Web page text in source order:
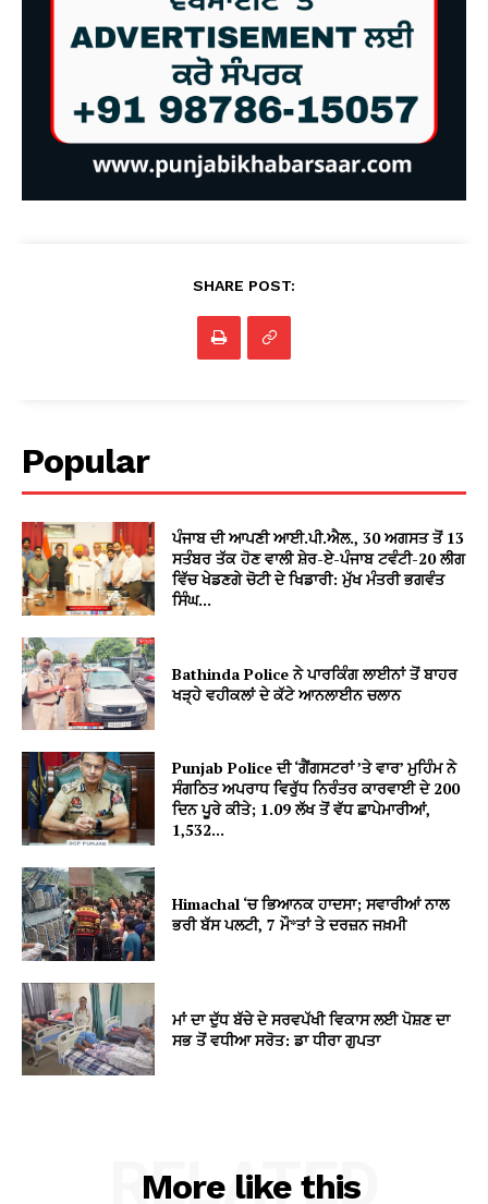
SHARE POST:
Popular
ਪੰਜਾਬ ਦੀ ਆਪਣੀ ਆਈ.ਪੀ.ਐਲ., 30 ਅਗਸਤ ਤੋਂ 13
ਸਤੰਬਰ ਤੱਕ ਹੋਣ ਵਾਲੀ ਸ਼ੇਰ-ਏ-ਪੰਜਾਬ ਟਵੰਟੀ-20 ਲੀਗ
ਵਿੱਚ ਖੇਡਣਗੇ ਚੋਟੀ ਦੇ ਖਿਡਾਰੀ: ਮੁੱਖ ਮੰਤਰੀ ਭਗਵੰਤ
ਸਿੰਘ...
Bathinda Police ਨੇ ਪਾਰਕਿੰਗ ਲਾਈਨਾਂ ਤੋਂ ਬਾਹਰ
ਖੜ੍ਹੇ ਵਹੀਕਲਾਂ ਦੇ ਕੱਟੇ ਆਨਲਾਈਨ ਚਲਾਨ
Punjab Police ਦੀ ‘ਗੈਂਗਸਟਰਾਂ ’ਤੇ ਵਾਰ’ ਮੁਹਿੰਮ ਨੇ
ਸੰਗਠਿਤ ਅਪਰਾਧ ਵਿਰੁੱਧ ਨਿਰੰਤਰ ਕਾਰਵਾਈ ਦੇ 200
ਦਿਨ ਪੂਰੇ ਕੀਤੇ; 1.09 ਲੱਖ ਤੋਂ ਵੱਧ ਛਾਪੇਮਾਰੀਆਂ,
1,532...
Himachal ‘ਚ ਭਿਆਨਕ ਹਾਦਸਾ; ਸਵਾਰੀਆਂ ਨਾਲ
ਭਰੀ ਬੱਸ ਪਲਟੀ, 7 ਮੌ*ਤਾਂ ਤੇ ਦਰਜ਼ਨ ਜਖ਼ਮੀ
ਮਾਂ ਦਾ ਦੁੱਧ ਬੱਚੇ ਦੇ ਸਰਵਪੱਖੀ ਵਿਕਾਸ ਲਈ ਪੋਸ਼ਣ ਦਾ
ਸਭ ਤੋਂ ਵਧੀਆ ਸਰੋਤ: ਡਾ ਧੀਰਾ ਗੁਪਤਾ
More like this
RELATED